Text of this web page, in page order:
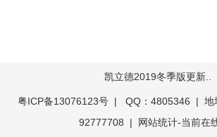
凯立德2019冬季版更新..
粤ICP备13076123号| QQ：4805346 | 地
92777708 | 网站统计-当前在